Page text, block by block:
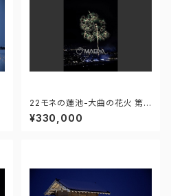
22モネの蓮池-大曲の花火 第9
7回全国花火競技大会 - 1766
71212071347
¥330,000